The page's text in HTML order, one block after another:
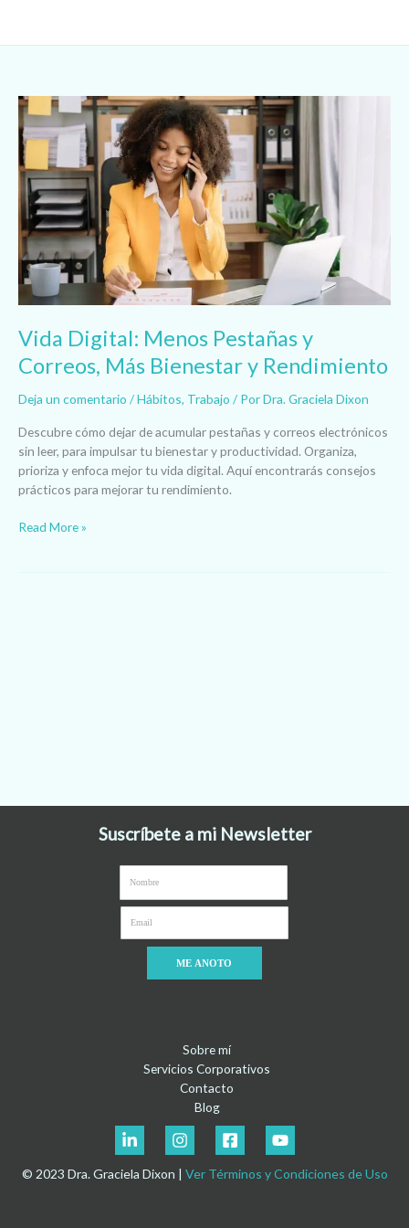
Vida Digital: Menos Pestañas y
Correos, Más Bienestar y Rendimiento
Deja un comentario /Hábitos, Trabajo / PorDra. Graciela Dixon
Descubre cómo dejar de acumular pestañas y correos electrónicos
sin leer, para impulsar tu bienestar y productividad. Organiza,
prioriza y enfoca mejor tu vida digital. Aquí encontrarás consejos
prácticos para mejorar tu rendimiento.
Vida
Digital:
Menos
Pestañas
y
Correos,
Más
Bienestar
y
Rendimiento
Read More »
Suscríbete a mi Newsletter
ME ANOTO
Sobre mí
Servicios Corporativos
Contacto
Blog
© 2023 Dra. Graciela Dixon | Ver Términos y Condiciones de Uso